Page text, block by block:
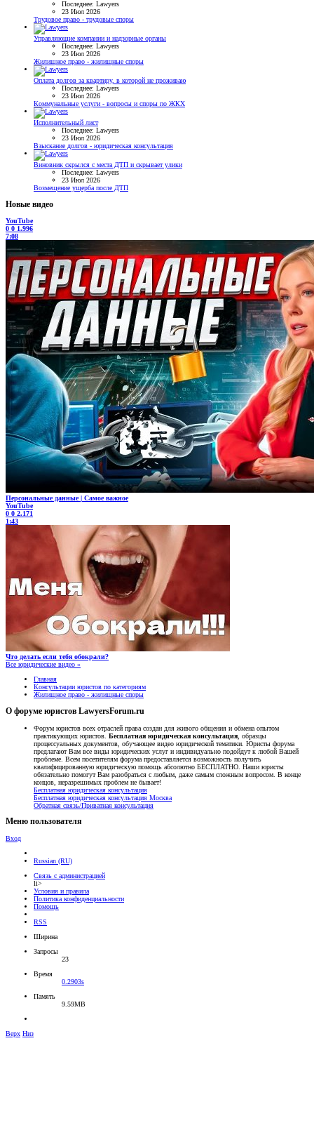
Последнее: Lawyers
23 Июл 2026
Трудовое право - трудовые споры
Управляющие компании и надзорные органы
Последнее: Lawyers
23 Июл 2026
Жилищное право - жилищные споры
Оплата долгов за квартиру, в которой не проживаю
Последнее: Lawyers
23 Июл 2026
Коммунальные услуги - вопросы и споры по ЖКХ
Исполнительный лист
Последнее: Lawyers
23 Июл 2026
Взыскание долгов - юридическая консультация
Виновник скрылся с места ДТП и скрывает улики
Последнее: Lawyers
23 Июл 2026
Возмещение ущерба после ДТП
Новые видео
YouTube
0 0 1.996
7:08
Персональные данные | Самое важное
YouTube
0 0 2.171
1:43
Что делать если тебя обокрали?
Все юридические видео »
Главная
Консультации юристов по категориям
Жилищное право - жилищные споры
О форуме юристов LawyersForum.ru
Форум юристов всех отраслей права создан для живого общения и обмена опытом
практикующих юристов. Бесплатная юридическая консультация , образцы
процессуальных документов, обучающее видео юридической тематики. Юристы форума
предлагают Вам все виды юридических услуг и индивидуально подойдут к любой Вашей
проблеме. Всем посетителям форума предоставляется возможность получить
квалифицированную юридическую помощь абсолютно БЕСПЛАТНО. Наши юристы
обязательно помогут Вам разобраться с любым, даже самым сложным вопросом. В конце
концов, неразрешимых проблем не бывает!
Бесплатная юридическая консультация
Бесплатная юридическая консультация Москва
Обратная связь/Приватная консультация
Меню пользователя
Вход
Russian (RU)
Связь с администрацией
li>
Условия и правила
Политика конфиденциальности
Помощь
RSS
Ширина
Запросы
23
Время
0.2903s
Память
9.59MB
Верх Низ